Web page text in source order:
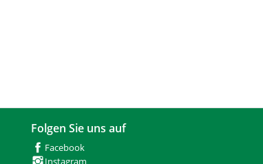
Folgen Sie uns auf
Facebook
Instagram